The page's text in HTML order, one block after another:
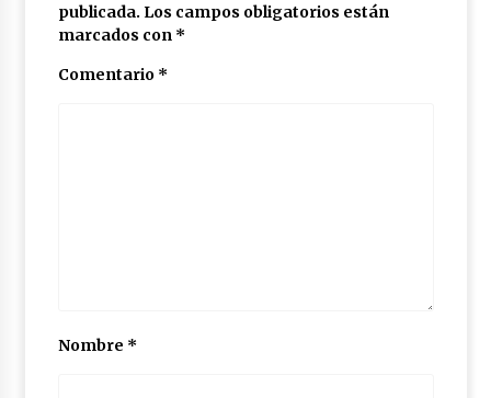
publicada. Los campos obligatorios están
marcados con *
Comentario *
Nombre *